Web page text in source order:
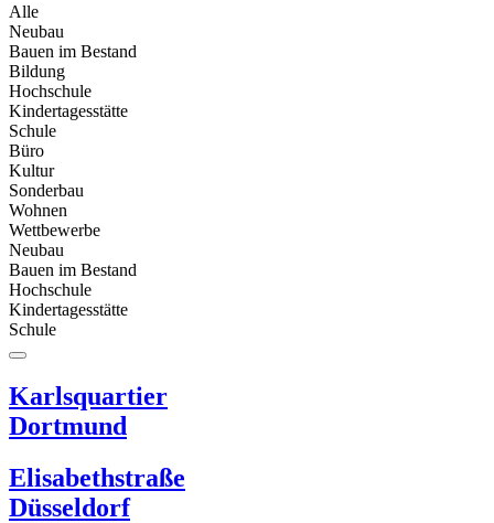
Alle
Neubau
Bauen im Bestand
Bildung
Hochschule
Kindertagesstätte
Schule
Büro
Kultur
Sonderbau
Wohnen
Wettbewerbe
Neubau
Bauen im Bestand
Hochschule
Kindertagesstätte
Schule
Karlsquartier
Dortmund
Elisabethstraße
Düsseldorf